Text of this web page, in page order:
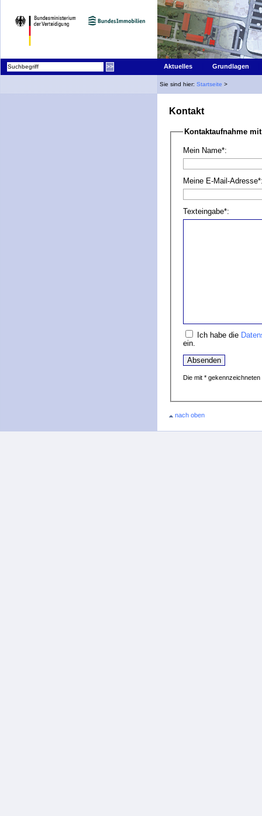
Aktuelles Grundlagen
Sie sind hier: Startseite >
Kontakt
Kontaktaufnahme
Mein Name*:
Meine E-Mail-
Texteingabe*:
Ich habe die
ein.
Die mit *
nach oben